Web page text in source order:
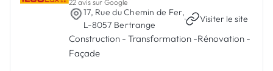
22 avis sur Google
17, Rue du Chemin de Fer,
L-8057 Bertrange
· Visiter le site
Construction - Transformation -Rénovation -
Façade